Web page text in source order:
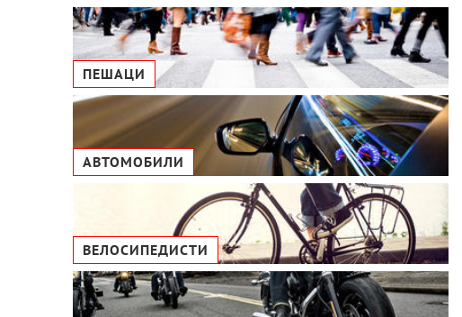
ПЕШАЦИ
АВТОМОБИЛИ
ВЕЛОСИПЕДИСТИ